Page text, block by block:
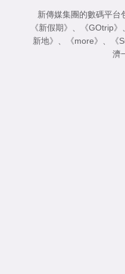
新傳媒集團的數碼平台
《新假期》
《GOtrip》
新地》
《more》 《
濟